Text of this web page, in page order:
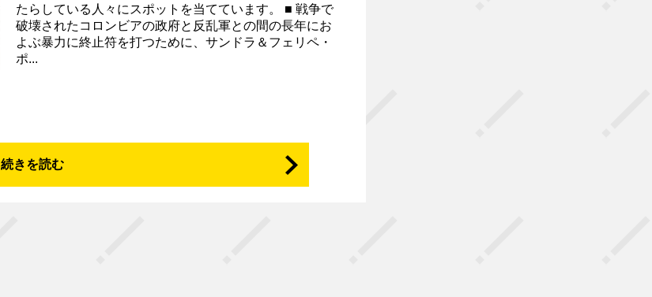
たらしている人々にスポットを当てています。 ■ 戦争で
破壊されたコロンビアの政府と反乱軍との間の長年にお
よぶ暴力に終止符を打つために、サンドラ＆フェリペ・
ポ...
続きを読む